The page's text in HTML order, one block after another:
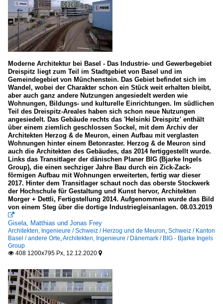
Moderne Architektur bei Basel - Das Industrie- und Gewerbegebiet
Dreispitz liegt zum Teil im Stadtgebiet von Basel und im
Gemeindegebiet von Münchenstein. Das Gebiet befindet sich im
Wandel, wobei der Charakter schon ein Stück weit erhalten bleibt,
aber auch ganz andere Nutzungen angesiedelt werden wie
Wohnungen, Bildungs- und kulturelle Einrichtungen. Im südlichen
Teil des Dreispitz-Areales haben sich schon neue Nutzungen
angesiedelt. Das Gebäude rechts das 'Helsinki Dreispitz' enthält
über einem ziemlich geschlossen Sockel, mit dem Archiv der
Architekten Herzog & de Meuron, einen Aufbau mit verglasten
Wohnungen hinter einem Betonraster. Herzog & de Meuron sind
auch die Architekten des Gebäudes, das 2014 fertiggestellt wurde.
Links das Transitlager der dänischen Planer BIG (Bjarke Ingels
Group), die einen sechziger Jahre Bau durch ein Zick-Zack-
förmigen Aufbau mit Wohnungen erweiterten, fertig war dieser
2017. Hinter dem Transitlager schaut noch das oberste Stockwerk
der Hochschule für Gestaltung und Kunst hervor, Architekten
Morger + Dettli, Fertigstellung 2014. Aufgenommen wurde das Bild
von einem Steg über die dortige Industriegleisanlagen. 08.03.2019

Gisela, Matthias und Jonas Frey
Architekten, Ingenieure / Schweiz / Herzog und de Meuron Schweiz / Kanton
Basel / andere Orte Architekten, Ingenieure / Dänemark / BIG - Bjarke Ingels
Group
 408 1200x795 Px, 12.12.2020 